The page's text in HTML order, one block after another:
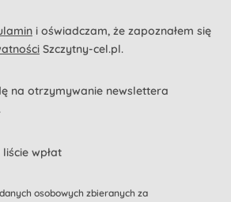
i oświadczam, że zapoznałem się
Szczytny-cel.pl.
na otrzymywanie newslettera
wpłat
osobowych zbieranych za